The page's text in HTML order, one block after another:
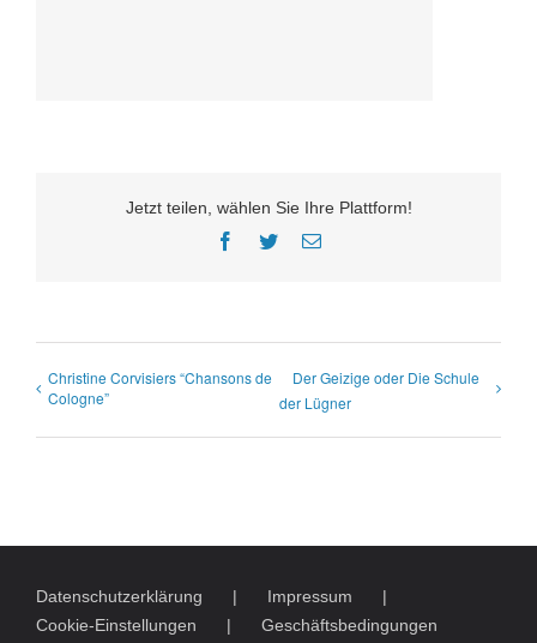
Jetzt teilen, wählen Sie Ihre Plattform!
Facebook
TwitterE-
Christine Corvisiers “Chansons de
Cologne”
Der Geizige oder Die Schule
der Lügner
Datenschutzerklärung
Impressum
Cookie-Einstellungen
Geschäftsbedingungen